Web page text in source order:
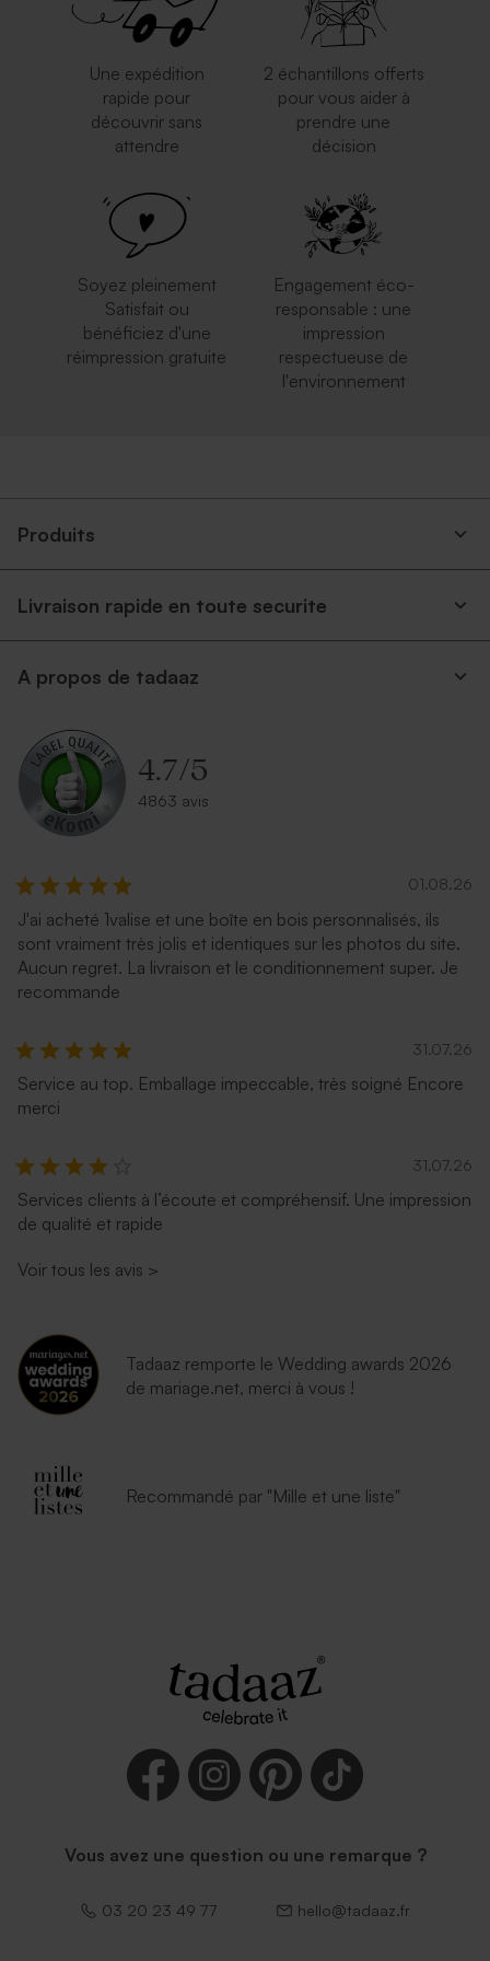
Enveloppe brune Enveloppe carrée rouge
Enveloppe fuchsia tendance
Enveloppe naissance
Enveloppe naissance
lavande
Une expédition
rapide pour
découvrir sans
attendre
2 échantillons offerts
pour vous aider à
prendre une
décision
Soyez pleinement
Satisfait ou
bénéficiez d'une
réimpression gratuite
Engagement éco-
responsable : une
impression
respectueuse de
l'environnement
Produits
Livraison rapide en toute securite
A propos de tadaaz
4.7/5
4863 avis
01.08.26
J'ai acheté 1valise et une boîte en bois personnalisés, ils
sont vraiment très jolis et identiques sur les photos du site.
Aucun regret. La livraison et le conditionnement super. Je
recommande
31.07.26
Service au top. Emballage impeccable, très soigné Encore
merci
31.07.26
Services clients à l’écoute et compréhensif. Une impression
de qualité et rapide
Voir tous les avis >
Tadaaz remporte le Wedding awards 2026
de mariage.net, merci à vous !
Recommandé par "Mille et une liste"
Vous avez une question ou une remarque ?
03 20 23 49 77 hello@tadaaz.fr